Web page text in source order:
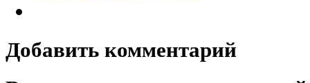
Добавить комментарий